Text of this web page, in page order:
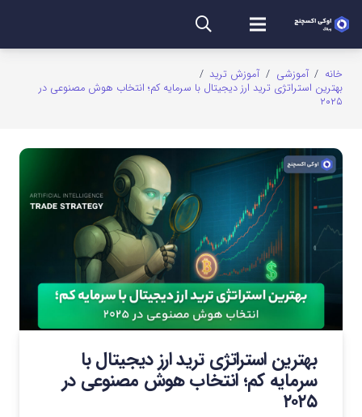
خانه / آموزشی / آموزش ترید /
بهترین استراتژی ترید ارز دیجیتال با سرمایه کم؛ انتخاب هوش مصنوعی در
۲۰۲۵
بهترین استراتژی ترید ارز دیجیتال با
سرمایه کم؛ انتخاب هوش مصنوعی در
۲۰۲۵